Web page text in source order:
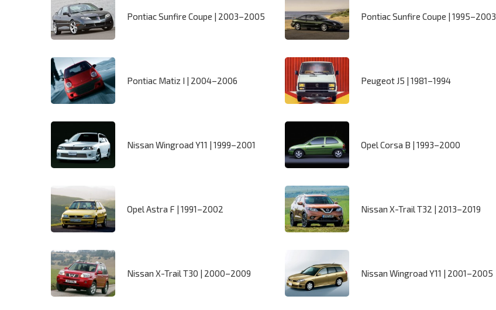
Pontiac Sunfire Coupe | 2003–2005 Pontiac Sunfire Coupe | 1995–2003
Pontiac Matiz I | 2004–2006 Peugeot J5 | 1981–1994
Nissan Wingroad Y11 | 1999–2001 Opel Corsa B | 1993–2000
Opel Astra F | 1991–2002 Nissan X-Trail T32 | 2013–2019
Nissan X-Trail T30 | 2000–2009 Nissan Wingroad Y11 | 2001–2005